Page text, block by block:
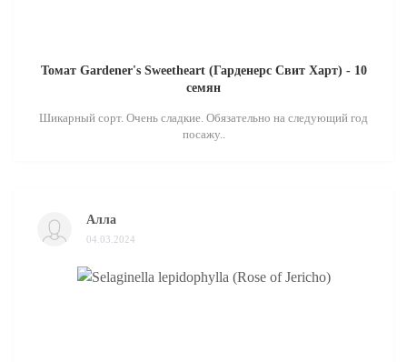
Томат Gardener's Sweetheart (Гарденерс Свит Харт) - 10
семян
Шикарный сорт. Очень сладкие. Обязательно на следующий год
посажу..
Алла
04.03.2024